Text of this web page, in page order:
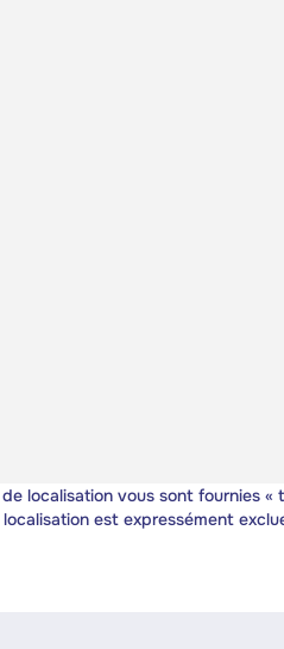
localisation vous sont fournies «
est expressément